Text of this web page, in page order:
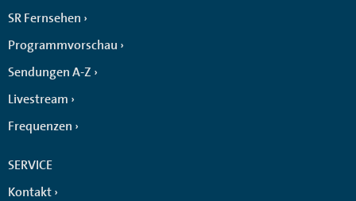
SR Fernsehen
Programmvorschau
Sendungen A-Z
Livestream
Frequenzen
SERVICE
Kontakt